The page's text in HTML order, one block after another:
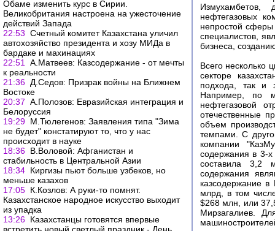
Обаме изменить курс в Сирии.
Великобритания настроена на ужесточение
действий Запада
22:53 Счетный комитет Казахстана уличил
автохозяйство президента и хозу МИДа в
бардаке и махинациях
22:51
А.Матвеев: Казсодержание - от мечты
к реальности
21:36 Д.Седов: Призрак войны на Ближнем
Востоке
20:37 А.Полозов: Евразийская интеграция и
Белоруссия
19:29 М.Тюлегенов: Заявления типа "Зима
не будет" констатируют то, что у нас
происходит в науке
18:36 В.Воловой: Афганистан и
стабильность в Центральной Азии
18:34 Киргизы пьют больше узбеков, но
меньше казахов
17:05 К.Козлов: А руки-то помнят.
Казахстанское народное искусство выходит
из упадка
13:26 Казахстанцы готовятся впервые
Измухамбетов,
нефтегазовых
непростой сферы
специалистов,
бизнеса,
Всего несколько
секторе
подхода, так и
Например, по
нефтегазовой
отечественные
объем
темпами. С
компании
содержания в 3-х
составила 3,2
содержания
казсодержание в
млрд, в том
$268 млн, или
Мирзагалиев.